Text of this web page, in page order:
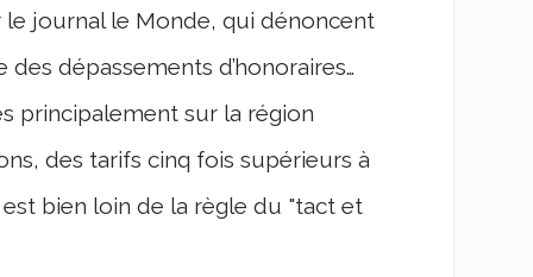
journal le Monde, qui dénoncent
dépassements d’honoraires…
principalement sur la région
des tarifs cinq fois supérieurs à
bien loin de la règle du "tact et